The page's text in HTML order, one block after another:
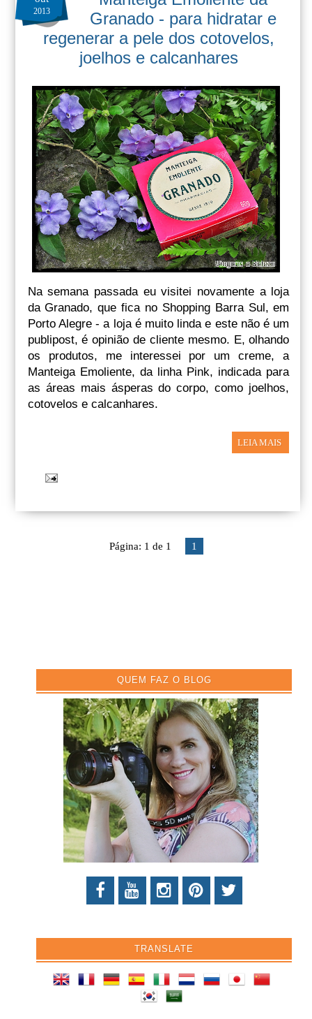
2013
Granado - para hidratar e
regenerar a pele dos cotovelos,
joelhos e calcanhares
Na semana passada eu visitei novamente a loja
da Granado, que fica no Shopping Barra Sul, em
Porto Alegre - a loja é muito linda e este não é um
publipost, é opinião de cliente mesmo. E, olhando
os produtos, me interessei por um creme, a
Manteiga Emoliente, da linha Pink, indicada para
as áreas mais ásperas do corpo, como joelhos,
cotovelos e calcanhares.
LEIA MAIS
Página: 1 de 1 1
QUEM FAZ O BLOG
TRANSLATE